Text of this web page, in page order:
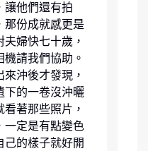
讓他們還有拍
那份成就感更是
婦快七十歲，
請我們協助。
沖後才發現，
下的一卷沒沖曬
著那些照片，
一定是有點變色
己的樣子就好開